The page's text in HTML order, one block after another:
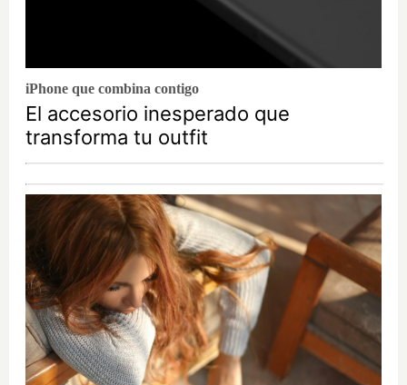
iPhone que combina contigo
El accesorio inesperado que
transforma tu outfit